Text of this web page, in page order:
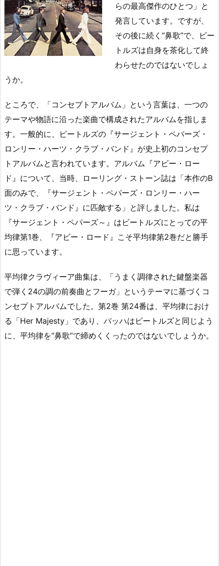
らの最高傑作のひとつ」と
発言しています。ですが、
その後に続く“鼻歌”で、ビー
トルズは自身を茶化して終
わらせたのではないでしょ
うか。
ところで、「コンセプトアルバム」という言葉は、一つの
テーマや物語に沿った楽曲で構成されたアルバムを指しま
す。一般的に、ビートルズの『サージェント・ペパーズ・
ロンリー・ハーツ・クラブ・バンド』が史上初のコンセプ
トアルバムと言われています。アルバム『アビー・ロー
ド』について、当時、ローリング・ストーン誌は「本作のB
面のみで、『サージェント・ペパーズ・ロンリー・ハー
ツ・クラブ・バンド』に匹敵する」と評しました。私は
『サージェント・ペパーズ～』はビートルズにとっての平
均律第1巻、『アビー・ロード』こそ平均律第2巻だと勝手
に思っています。
平均律クラヴィーア曲集は、「うまく調律された鍵盤楽器
で弾く24の調の前奏曲とフーガ」というテーマに基づくコ
ンセプトアルバムでした。第2巻 第24番は、平均律におけ
る「Her Majesty」であり、バッハはビートルズと同じよう
に、平均律を“鼻歌”で締めくくったのではないでしょうか。